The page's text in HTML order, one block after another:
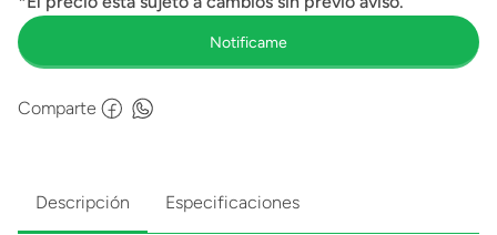
Comparte
Descripción Especificaciones